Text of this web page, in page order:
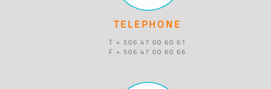
TELEPHONE
T + 506 47 00 60 61
F + 506 47 00 60 66